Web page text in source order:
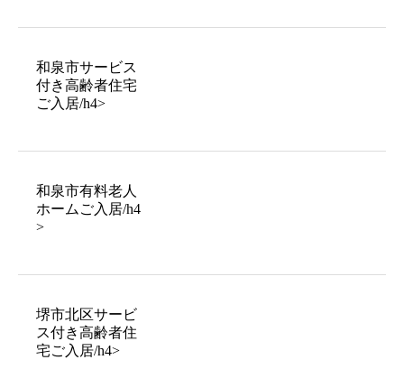
和泉市サービス
付き高齢者住宅
ご入居/h4>
和泉市有料老人
ホームご入居/h4
>
堺市北区サービ
ス付き高齢者住
宅ご入居/h4>